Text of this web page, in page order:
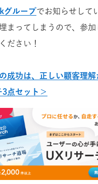
グループでお知らせして
まってしまうので、参
ださい！
成功は、正しい顧客理解
点セット＞